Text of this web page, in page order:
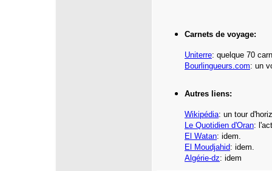
Carnets de voyage:
Uniterre: quelque 70
Bourlingueurs.com: un
Autres liens:
Wikipédia: un tour
Le Quotidien d'Oran:
El Watan: idem.
El Moudjahid: idem.
Algérie-dz: idem